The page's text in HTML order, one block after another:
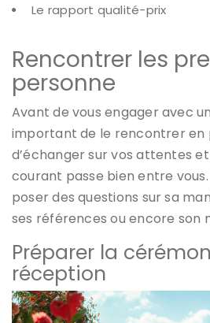
Le rapport qualité-prix
Rencontrer les
personne
Avant de vous engager avec
important de le rencontrer en
d’échanger sur vos attentes
courant passe bien entre vous.
poser des questions sur sa
ses références ou encore son
Préparer la
réception